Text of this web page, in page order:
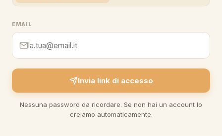
EMAIL
Invia link di accesso
Nessuna password da ricordare. Se non hai un account lo
creiamo automaticamente.